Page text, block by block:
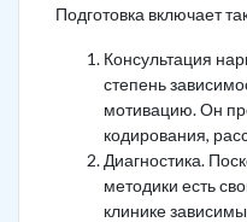
Подготовка включает
Консультация
степень
мотивацию. Он
кодирования,
Диагностика.
методики есть
клинике